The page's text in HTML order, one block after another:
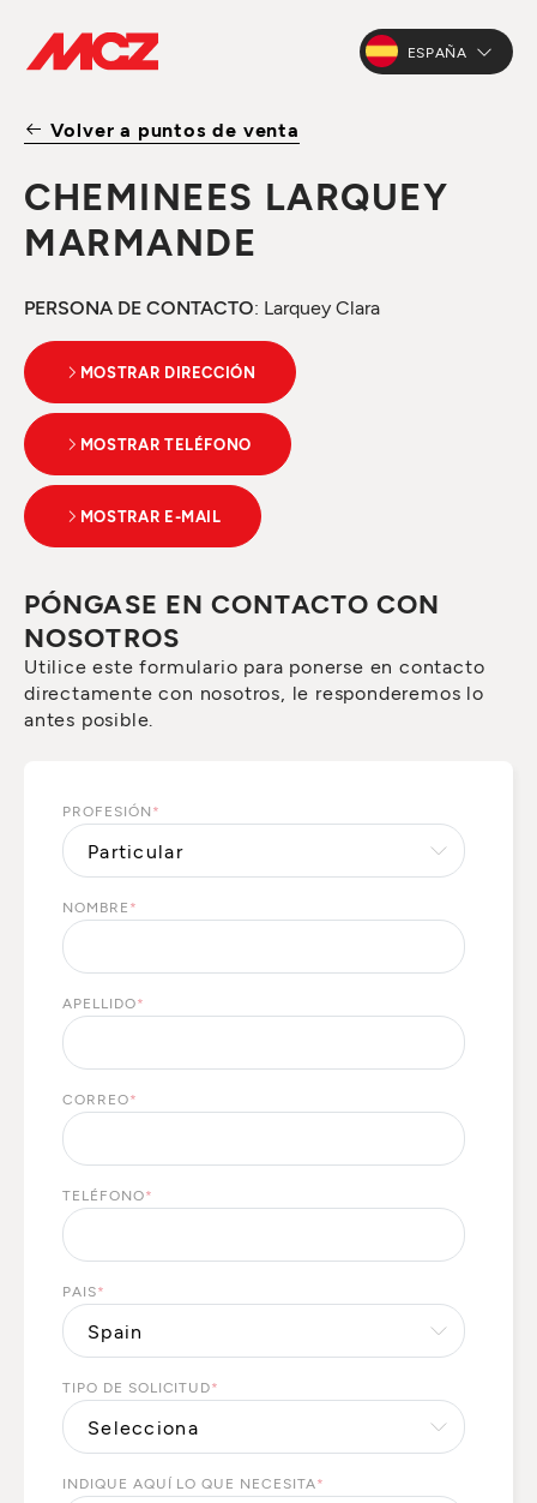
ESPAÑA
Volver a puntos de venta
CHEMINEES LARQUEY
MARMANDE
PERSONA DE CONTACTO: Larquey Clara
MOSTRAR DIRECCIÓN
MOSTRAR TELÉFONO
MOSTRAR E-MAIL
PÓNGASE EN CONTACTO CON
NOSOTROS
Utilice este formulario para ponerse en contacto
directamente con nosotros, le responderemos lo
antes posible.
PROFESIÓN *
NOMBRE *
APELLIDO*
CORREO*
TELÉFONO*
PAIS*
TIPO DE SOLICITUD*
INDIQUE AQUÍ LO QUE NECESITA*